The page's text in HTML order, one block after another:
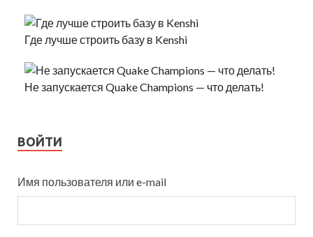
Где лучше строить базу в Kenshi
Не запускается Quake Champions — что делать!
ВОЙТИ
Имя пользователя или e-mail